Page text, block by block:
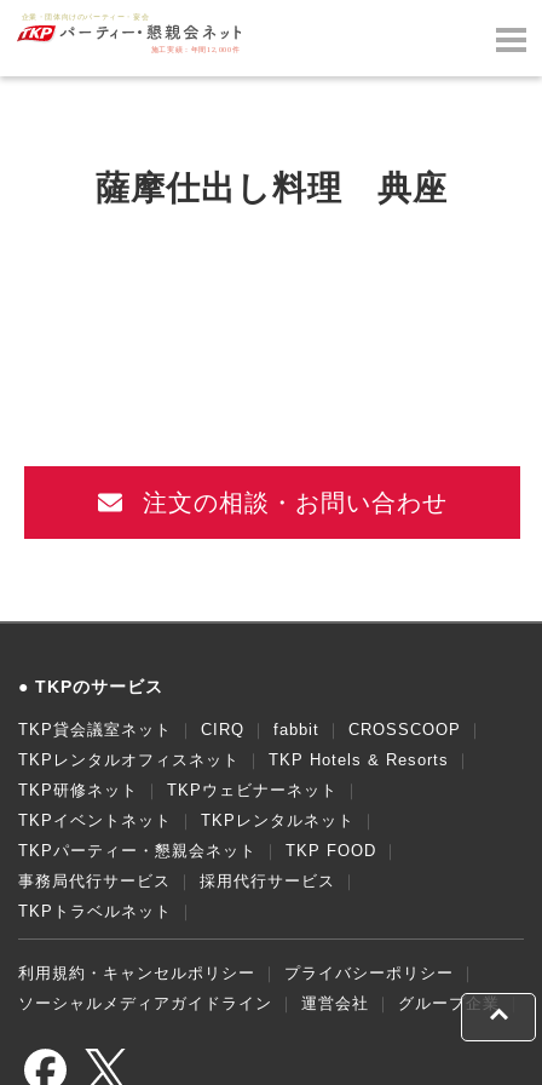
薩摩仕出し料理 典座
注文の相談・お問い合わせ
TKPのサービス
TKP貸会議室ネット CIRQ fabbit
CROSSCOOP
TKPレンタルオフィスネット
TKP Hotels & Resorts
TKP研修ネット
TKPウェビナーネット
TKPイベントネット
TKPレンタルネット
TKPパーティー・懇親会ネット
TKP FOOD
事務局代行サービス
採用代行サービス
TKPトラベルネット
利用規約・キャンセルポリシー
プライバシーポリシー
ソーシャルメディアガイドライン
運営会社 グループ企業